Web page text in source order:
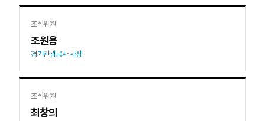
조직위원
조원용
경기관광공사 사장
조직위원
최창의